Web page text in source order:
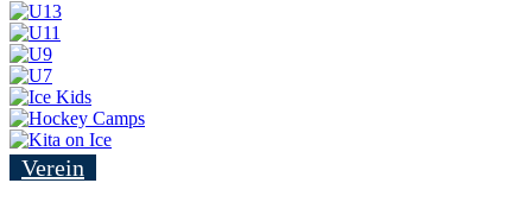
Verein